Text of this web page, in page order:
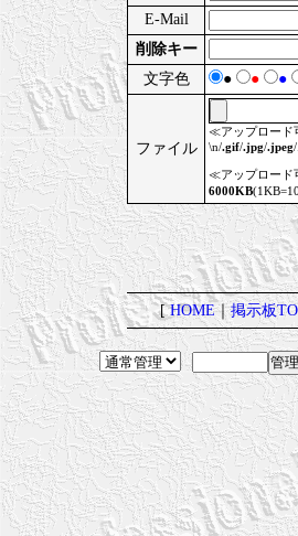
E-Mail
削除キー
文字色 ● ● ●
ファイル
≪アップロード
\n/.gif/.jpg/.jpeg
≪アップロード
6000KB
[HOME｜掲示板